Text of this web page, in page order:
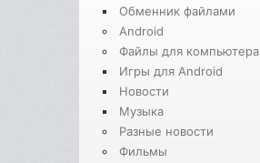
Обменник файлами
Android
Файлы для компьютера
Игры для Android
Новости
Музыка
Разные новости
Фильмы